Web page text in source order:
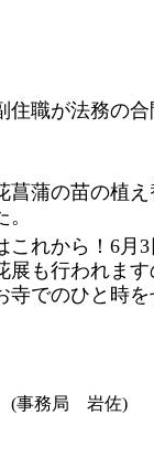
住職が法務の
菖蒲の苗の植え
これから！6月
展も行われます
寺でのひと時を
(事務局 岩佐)